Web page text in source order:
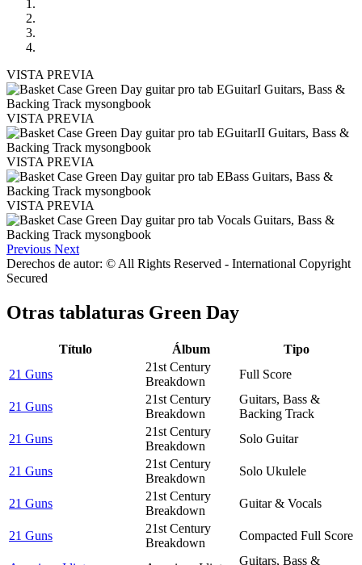
VISTA PREVIA
VISTA PREVIA
VISTA PREVIA
VISTA PREVIA
Previous Next
Derechos de autor: © All Rights Reserved - International Copyright
Secured
Otras tablaturas Green Day
Título Álbum
Tipo
21 Guns
21st Century
Breakdown
Full Score
21 Guns
21st Century
Breakdown
Guitars, Bass &
Backing Track
21 Guns
21st Century
Breakdown
Solo Guitar
21 Guns
21st Century
Breakdown
Solo Ukulele
21 Guns
21st Century
Breakdown
Guitar & Vocals
21 Guns
21st Century
Breakdown
Compacted Full Score
Guitars, Bass &